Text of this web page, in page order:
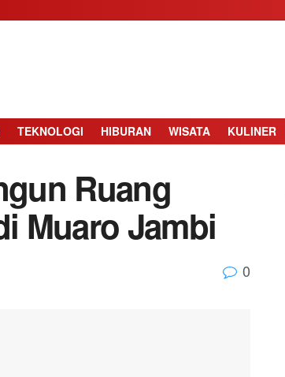
TEKNOLOGI HIBURAN WISATA KULINER
Ruang
Muaro Jambi
0